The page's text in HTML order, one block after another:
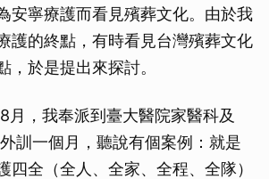
安寧療護而看見殯葬文化。由於我
護的終點，有時看見台灣殯葬文化
，於是提出來探討。
月，我奉派到臺大醫院家醫科及
訓一個月，聽說有個案例：就是
四全（全人、全家、全程、全隊）